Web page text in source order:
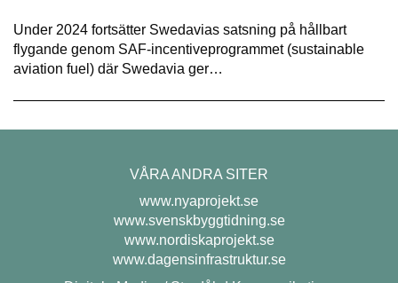
Under 2024 fortsätter Swedavias satsning på hållbart
flygande genom SAF-incentiveprogrammet (sustainable
aviation fuel) där Swedavia ger…
VÅRA ANDRA SITER
www.nyaprojekt.se
www.svenskbyggtidning.se
www.nordiskaprojekt.se
www.dagensinfrastruktur.se